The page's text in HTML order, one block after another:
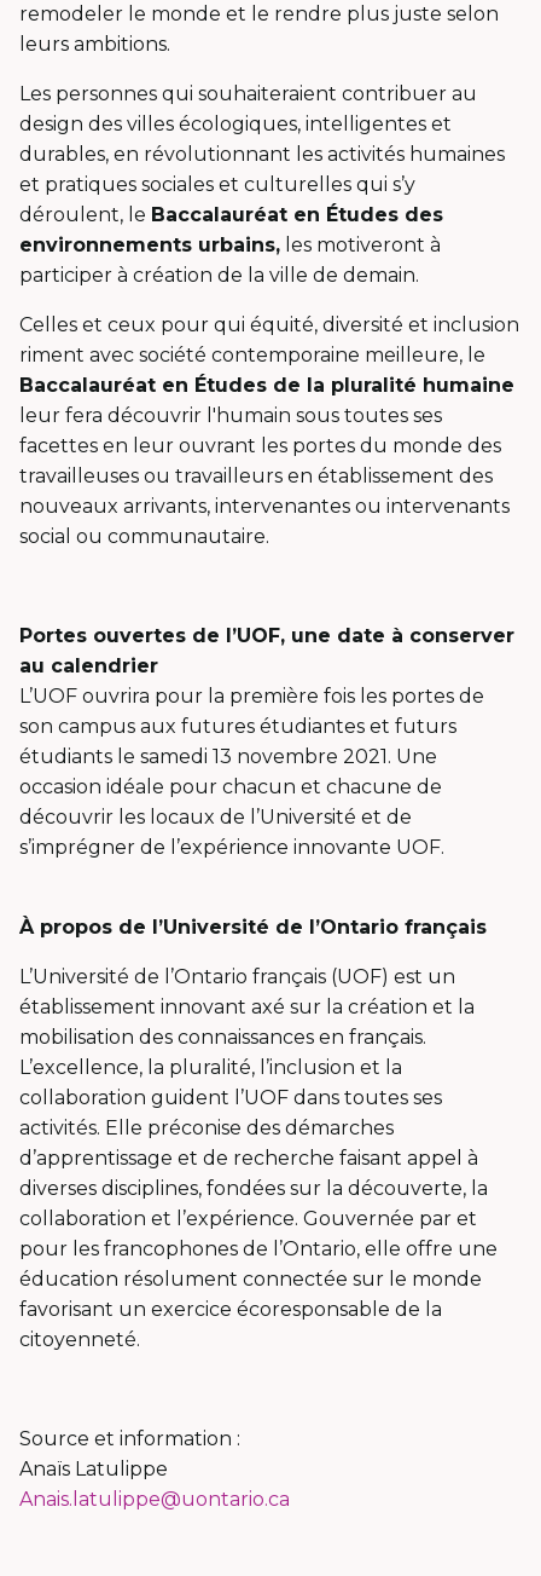
remodeler le monde et le rendre plus juste selon
leurs ambitions.
Les personnes qui souhaiteraient contribuer au
design des villes écologiques, intelligentes et
durables, en révolutionnant les activités humaines
et pratiques sociales et culturelles qui s’y
déroulent, le Baccalauréat en Études des
environnements urbains, les motiveront à
participer à création de la ville de demain.
Celles et ceux pour qui équité, diversité et inclusion
riment avec société contemporaine meilleure, le
Baccalauréat en Études de la pluralité humaine
leur fera découvrir l'humain sous toutes ses
facettes en leur ouvrant les portes du monde des
travailleuses ou travailleurs en établissement des
nouveaux arrivants, intervenantes ou intervenants
social ou communautaire.
Portes ouvertes de l’UOF, une date à conserver
au calendrier
L’UOF ouvrira pour la première fois les portes de
son campus aux futures étudiantes et futurs
étudiants le samedi 13 novembre 2021. Une
occasion idéale pour chacun et chacune de
découvrir les locaux de l’Université et de
s’imprégner de l’expérience innovante UOF.
À propos de l’Université de l’Ontario français
L’Université de l’Ontario français (UOF) est un
établissement innovant axé sur la création et la
mobilisation des connaissances en français.
L’excellence, la pluralité, l’inclusion et la
collaboration guident l’UOF dans toutes ses
activités. Elle préconise des démarches
d’apprentissage et de recherche faisant appel à
diverses disciplines, fondées sur la découverte, la
collaboration et l’expérience. Gouvernée par et
pour les francophones de l’Ontario, elle offre une
éducation résolument connectée sur le monde
favorisant un exercice écoresponsable de la
citoyenneté.
Source et information :
Anaïs Latulippe
Anais.latulippe@uontario.ca